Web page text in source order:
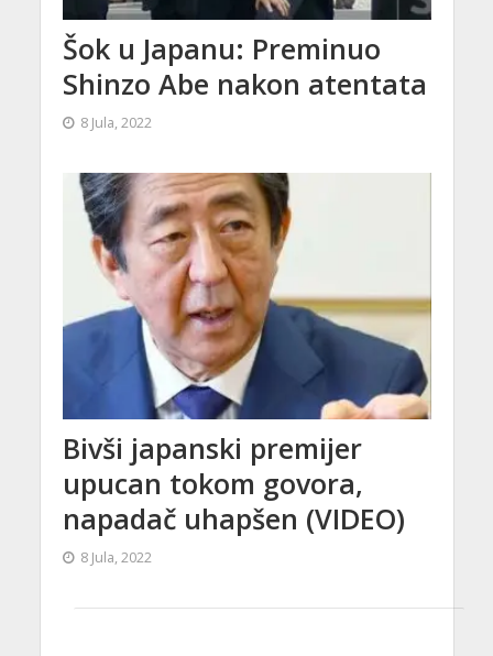
Šok u Japanu: Preminuo
Shinzo Abe nakon atentata
8 Jula, 2022
Bivši japanski premijer
upucan tokom govora,
napadač uhapšen (VIDEO)
8 Jula, 2022